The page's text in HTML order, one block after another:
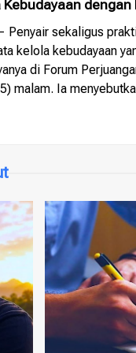
Kebudayaan
Penyair sekaligus
kelola kebudayaan
di Forum
malam. Ia
berjalan sendiri-